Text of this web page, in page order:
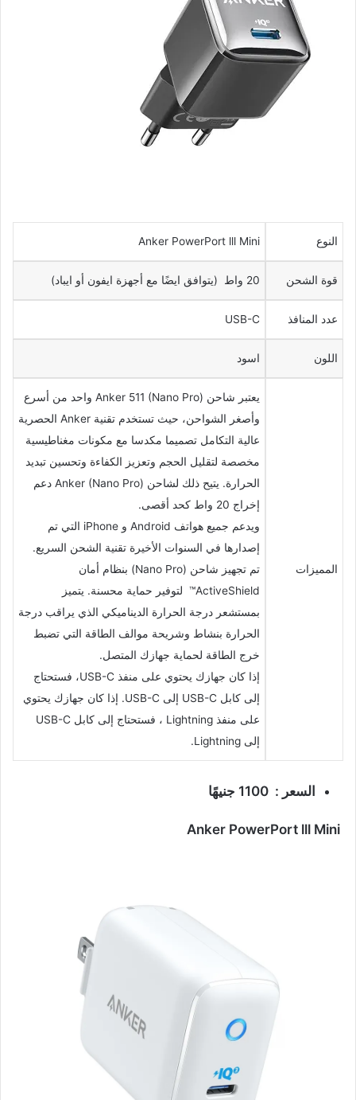
النوع Anker PowerPort lll Mini
قوة الشحن 20 واط (يتوافق ايضًا مع أجهزة ايفون أو ايباد)
عدد المنافذ USB-C
اللون اسود
المميزات
يعتبر شاحن Anker 511 (Nano Pro) واحد من أسرع
وأصغر الشواحن، حيث تستخدم تقنية Anker الحصرية
عالية التكامل تصميما مكدسا مع مكونات مغناطيسية
مخصصة لتقليل الحجم وتعزيز الكفاءة وتحسين تبديد
الحرارة. يتيح ذلك لشاحن Anker (Nano Pro) دعم
إخراج 20 واط كحد أقصى.
ويدعم جميع هواتف Android و iPhone التي تم
إصدارها في السنوات الأخيرة تقنية الشحن السريع.
تم تجهيز شاحن (Nano Pro) بنظام أمان
ActiveShield️™ لتوفير حماية محسنة. يتميز
بمستشعر درجة الحرارة الديناميكي الذي يراقب درجة
الحرارة بنشاط وشريحة موالف الطاقة التي تضبط
خرج الطاقة لحماية جهازك المتصل.
إذا كان جهازك يحتوي على منفذ USB-C، فستحتاج
إلى كابل USB-C إلى USB-C. إذا كان جهازك يحتوي
على منفذ Lightning ، فستحتاج إلى كابل USB-C
إلى Lightning.
السعر : 1100 جنيهًا